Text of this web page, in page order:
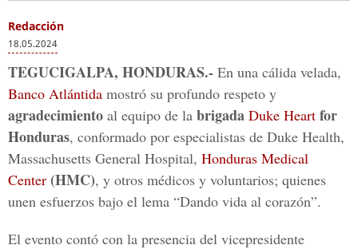
Redacción
18.05.2024
TEGUCIGALPA, HONDURAS.- En una cálida velada,
Banco Atlántida mostró su profundo respeto y
agradecimiento al equipo de la brigada Duke Heart for
Honduras, conformado por especialistas de Duke Health,
Massachusetts General Hospital, Honduras Medical
Center (HMC), y otros médicos y voluntarios; quienes
unen esfuerzos bajo el lema “Dando vida al corazón”.
El evento contó con la presencia del vicepresidente